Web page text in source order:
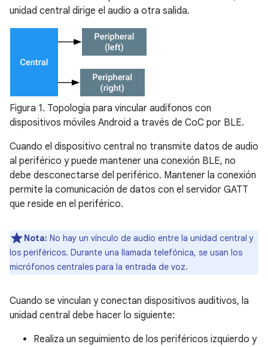
unidad central dirige el audio a otra salida.
Figura 1. Topología para vincular audífonos con
dispositivos móviles Android a través de CoC por BLE.
Cuando el dispositivo central no transmite datos de audio
al periférico y puede mantener una conexión BLE, no
debe desconectarse del periférico. Mantener la conexión
permite la comunicación de datos con el servidor GATT
que reside en el periférico.
Nota: No hay un vínculo de audio entre la unidad central y
los periféricos. Durante una llamada telefónica, se usan los
micrófonos centrales para la entrada de voz.
Cuando se vinculan y conectan dispositivos auditivos, la
unidad central debe hacer lo siguiente:
Realiza un seguimiento de los periféricos izquierdo y